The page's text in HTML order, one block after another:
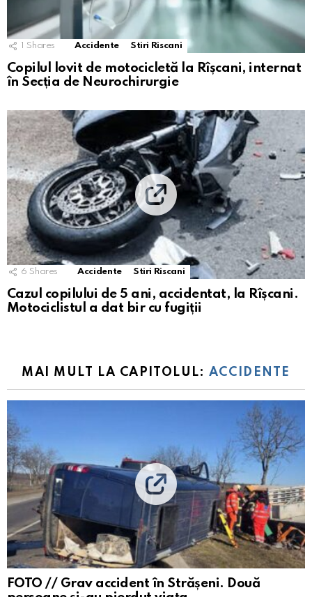
Shares Accidente Stiri Riscani
Copilul lovit de motocicletă la Rîșcani, internat
în Secția de Neurochirurgie
6 Shares Accidente Stiri Riscani
Cazul copilului de 5 ani, accidentat, la Rîșcani.
Motociclistul a dat bir cu fugiții
MAI MULT LA CAPITOLUL: ACCIDENTE
FOTO // Grav accident în Strășeni. Două